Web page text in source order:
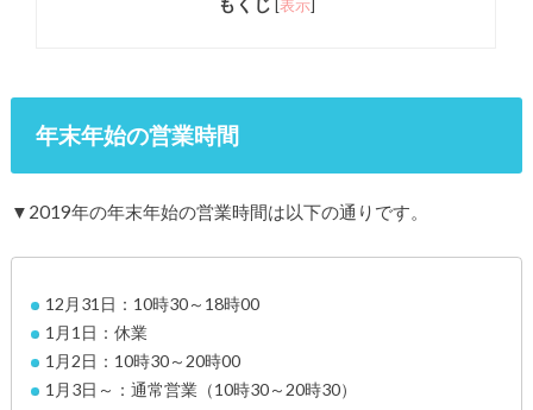
もくじ [表示]
年末年始の営業時間
▼2019年の年末年始の営業時間は以下の通りです。
12月31日：10時30～18時00
1月1日：休業
1月2日：10時30～20時00
1月3日～：通常営業（10時30～20時30）